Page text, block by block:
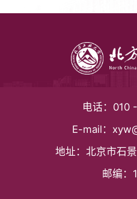
电话： 010
E-mail：
地址： 北京市石
邮编：